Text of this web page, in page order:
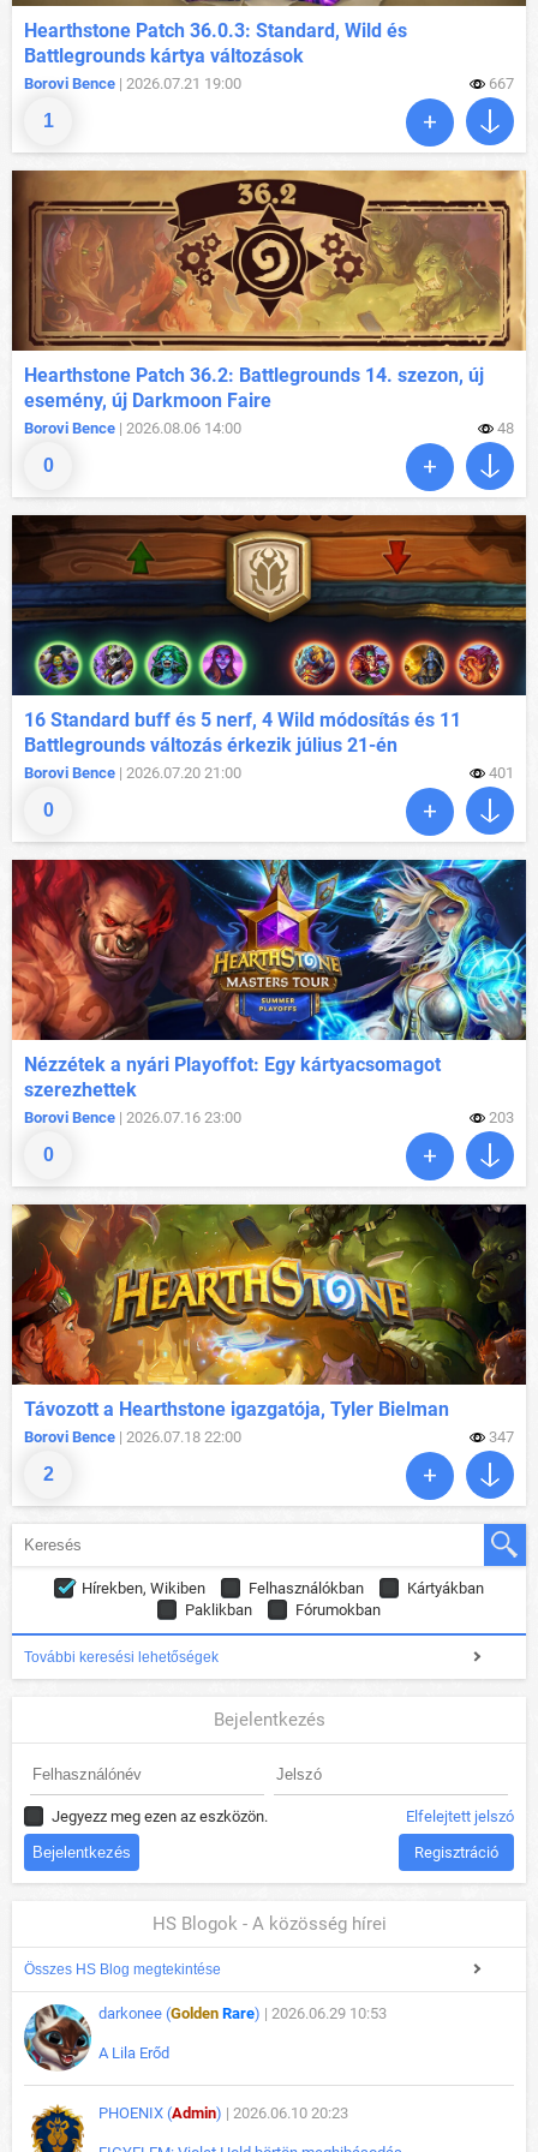
1
Hearthstone Patch 36.0.3: Standard, Wild és
Battlegrounds kártya változások
Borovi Bence | 2026.07.21 19:00 667
0
Hearthstone Patch 36.2: Battlegrounds 14. szezon, új
esemény, új Darkmoon Faire
Borovi Bence | 2026.08.06 14:00 48
0
16 Standard buff és 5 nerf, 4 Wild módosítás és 11
Battlegrounds változás érkezik július 21-én
Borovi Bence | 2026.07.20 21:00 401
0
Nézzétek a nyári Playoffot: Egy kártyacsomagot
szerezhettek
Borovi Bence | 2026.07.16 23:00 203
2
Távozott a Hearthstone igazgatója, Tyler Bielman
Borovi Bence | 2026.07.18 22:00 347
Hírekben, Wikiben Felhasználókban
Kártyákban
Paklikban
Fórumokban
További keresési lehetőségek
Bejelentkezés
Jegyezz meg ezen az eszközön. Elfelejtett jelszó
Regisztráció
HS Blogok - A közösség hírei
Összes HS Blog megtekintése
darkonee (Golden Rare) | 2026.06.29 10:53
A Lila Erőd
PHOENIX (Admin) | 2026.06.10 20:23